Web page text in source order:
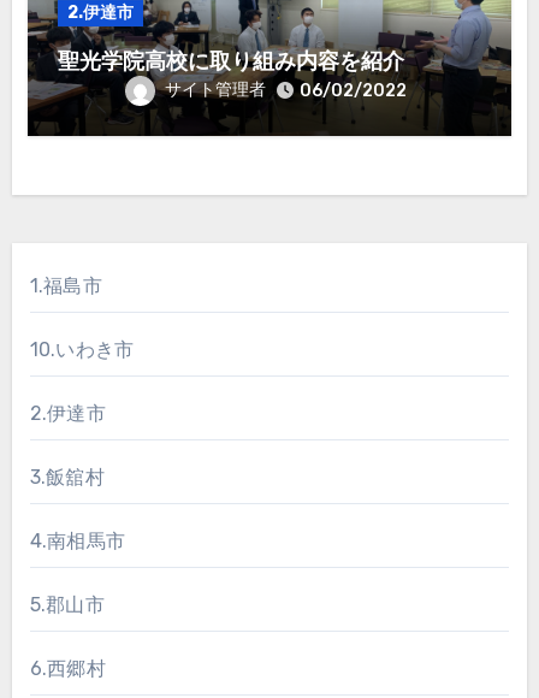
2.伊達市
聖光学院高校に取り組み内容を紹介
サイト管理者 06/02/2022
1.福島市
10.いわき市
2.伊達市
3.飯舘村
4.南相馬市
5.郡山市
6.西郷村